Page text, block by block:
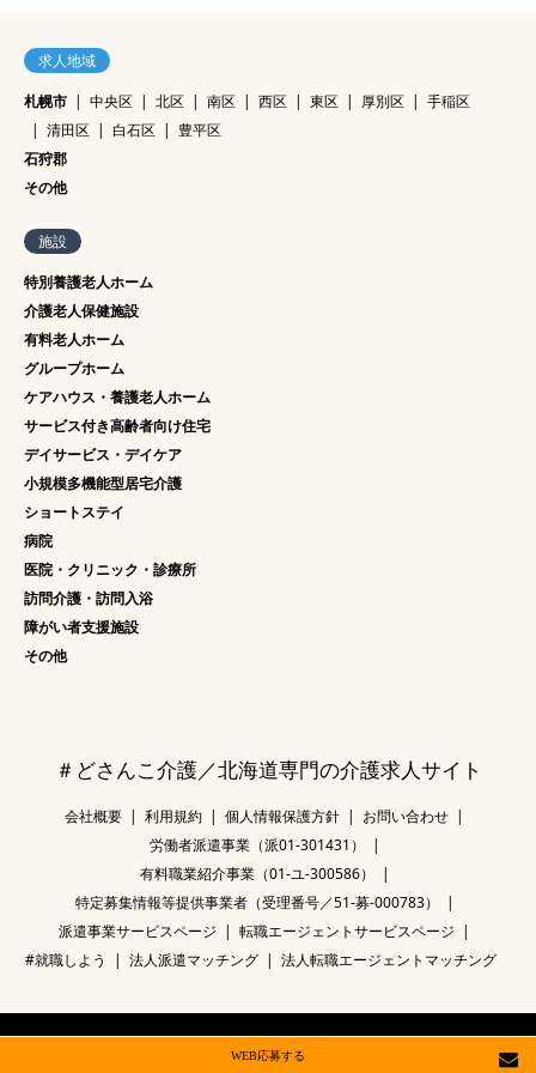
求人地域
札幌市
中央区 北区 南区 西区 東区 厚別区
手稲区
清田区
白石区
豊平区
石狩郡
その他
施設
特別養護老人ホーム
介護老人保健施設
有料老人ホーム
グループホーム
ケアハウス・養護老人ホーム
サービス付き高齢者向け住宅
デイサービス・デイケア
小規模多機能型居宅介護
ショートステイ
病院
医院・クリニック・診療所
訪問介護・訪問入浴
障がい者支援施設
その他
＃どさんこ介護／北海道専門の介護求人サイト
会社概要 利用規約 個人情報保護方針
お問い合わせ
労働者派遣事業（派01-301431）
有料職業紹介事業（01-ユ-300586）
特定募集情報等提供事業者（受理番号／51-募-000783）
派遣事業サービスページ
転職エージェントサービスページ
#就職しよう
法人派遣マッチング 法人転職エージェントマッチング
WEB応募する